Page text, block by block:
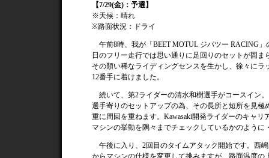
【7/29(金)：予選】
※天候：晴れ
※路面状況：ドライ
午前8時、我が「BEET MOTUL ジパツー RACING
日のフリー走行では思い通りに足回りのセットが固
その類い稀なライディングセンスを生かし、徐々に
12番手に着けました。
続いて、第2ライダーの清水和樹選手がコースイン
選手寄りのセットアップの為、その長所と短所を見極
重に周回を重ねます。Kawasaki開発ライダーのキャリ
マシンの挙動を隅々までチェックしているかのように
午後に入り、2回目のタイムアタック開始です。西
からマシンの仕様を変更して挑みますが、路面温度の